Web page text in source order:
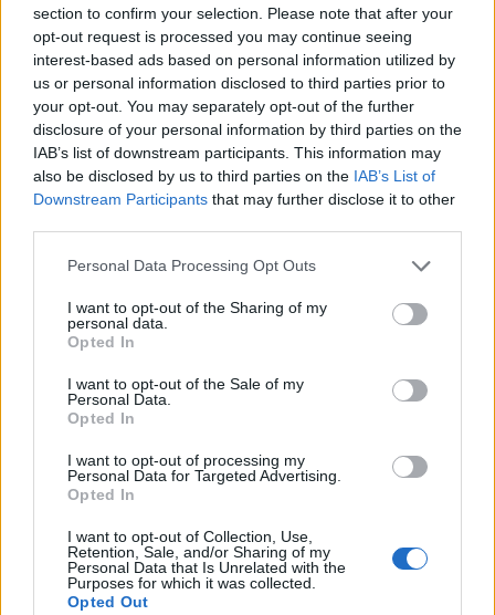
section to confirm your selection. Please note that after your
opt-out request is processed you may continue seeing
interest-based ads based on personal information utilized by
us or personal information disclosed to third parties prior to
your opt-out. You may separately opt-out of the further
disclosure of your personal information by third parties on the
IAB’s list of downstream participants. This information may
also be disclosed by us to third parties on the IAB’s List of
Downstream Participants that may further disclose it to other
Personal Data Processing Opt Outs
I want to opt-out of the Sharing of my
personal data.
Opted In
I want to opt-out of the Sale of my
Personal Data.
Opted In
I want to opt-out of processing my
Personal Data for Targeted Advertising.
Opted In
I want to opt-out of Collection, Use,
Retention, Sale, and/or Sharing of my
Personal Data that Is Unrelated with the
Purposes for which it was collected.
Opted Out
ΡΟΗ ΕΙΔΗΣΕΩΝ
ΥΠΑΑΤ: Επιπλέον 12,5 εκατ. ευρώ στις Περιφέρειες
για την ενίσχυση της βιοασφάλειας
07/08/2026 - 17:02
Deloitte Ελλάδος: Χρηματοοικονομικός σύμβουλος
της ΔΕΗ για την είσοδο στην πολωνική αγορά
ενέργειας
07/08/2026 - 16:38 ΕΠΙΧΕΙΡΗΣΕΙΣ
Στρατηγική επένδυση του EFA GROUP στη Fractal
τεχνολογιών
07/08/2026 - 16:11 ΕΠΙΧΕΙΡΗΣΕΙΣ